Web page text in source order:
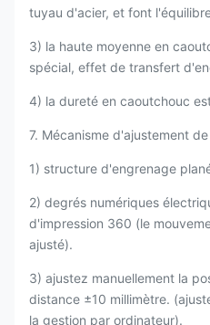
tuyau d'acier, et font
3) la haute moyenne en
spécial, effet de transfert
4) la dureté en caoutchouc
7. Mécanisme d'ajustement
1) structure d'engrenage
2) degrés numériques
d'impression 360 (le
ajusté).
3) ajustez manuellement la
distance ±10 millimètre.
la gestion par ordinateur).